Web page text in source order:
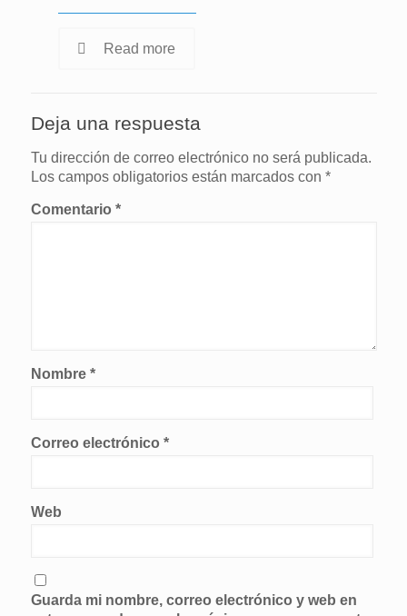
Read more
Deja una respuesta
Tu dirección de correo electrónico no será publicada.
Los campos obligatorios están marcados con *
Comentario *
Nombre *
Correo electrónico *
Web
Guarda mi nombre, correo electrónico y web en